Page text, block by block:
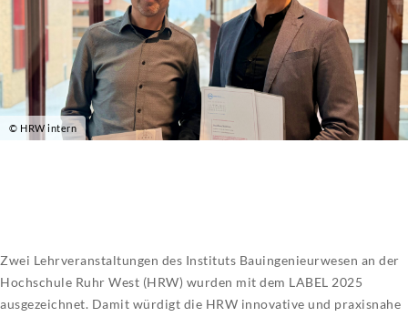
© HRW intern
Zwei Lehrveranstaltungen des Instituts Bauingenieurwesen an der
Hochschule Ruhr West (HRW) wurden mit dem LABEL 2025
ausgezeichnet. Damit würdigt die HRW innovative und praxisnahe